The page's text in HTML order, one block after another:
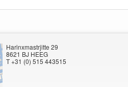
Harinxmastrjitte 29
8621 BJ HEEG
T +31 (0) 515 443515